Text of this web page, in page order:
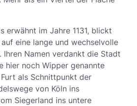
erwähnt im Jahre 1131, blickt
eine lange und wechselvolle
Ihren Namen verdankt die Stadt
hier noch Wipper genannte
als Schnittpunkt der
von Köln ins
Siegerland ins untere